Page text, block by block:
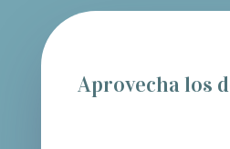
Aprovecha los